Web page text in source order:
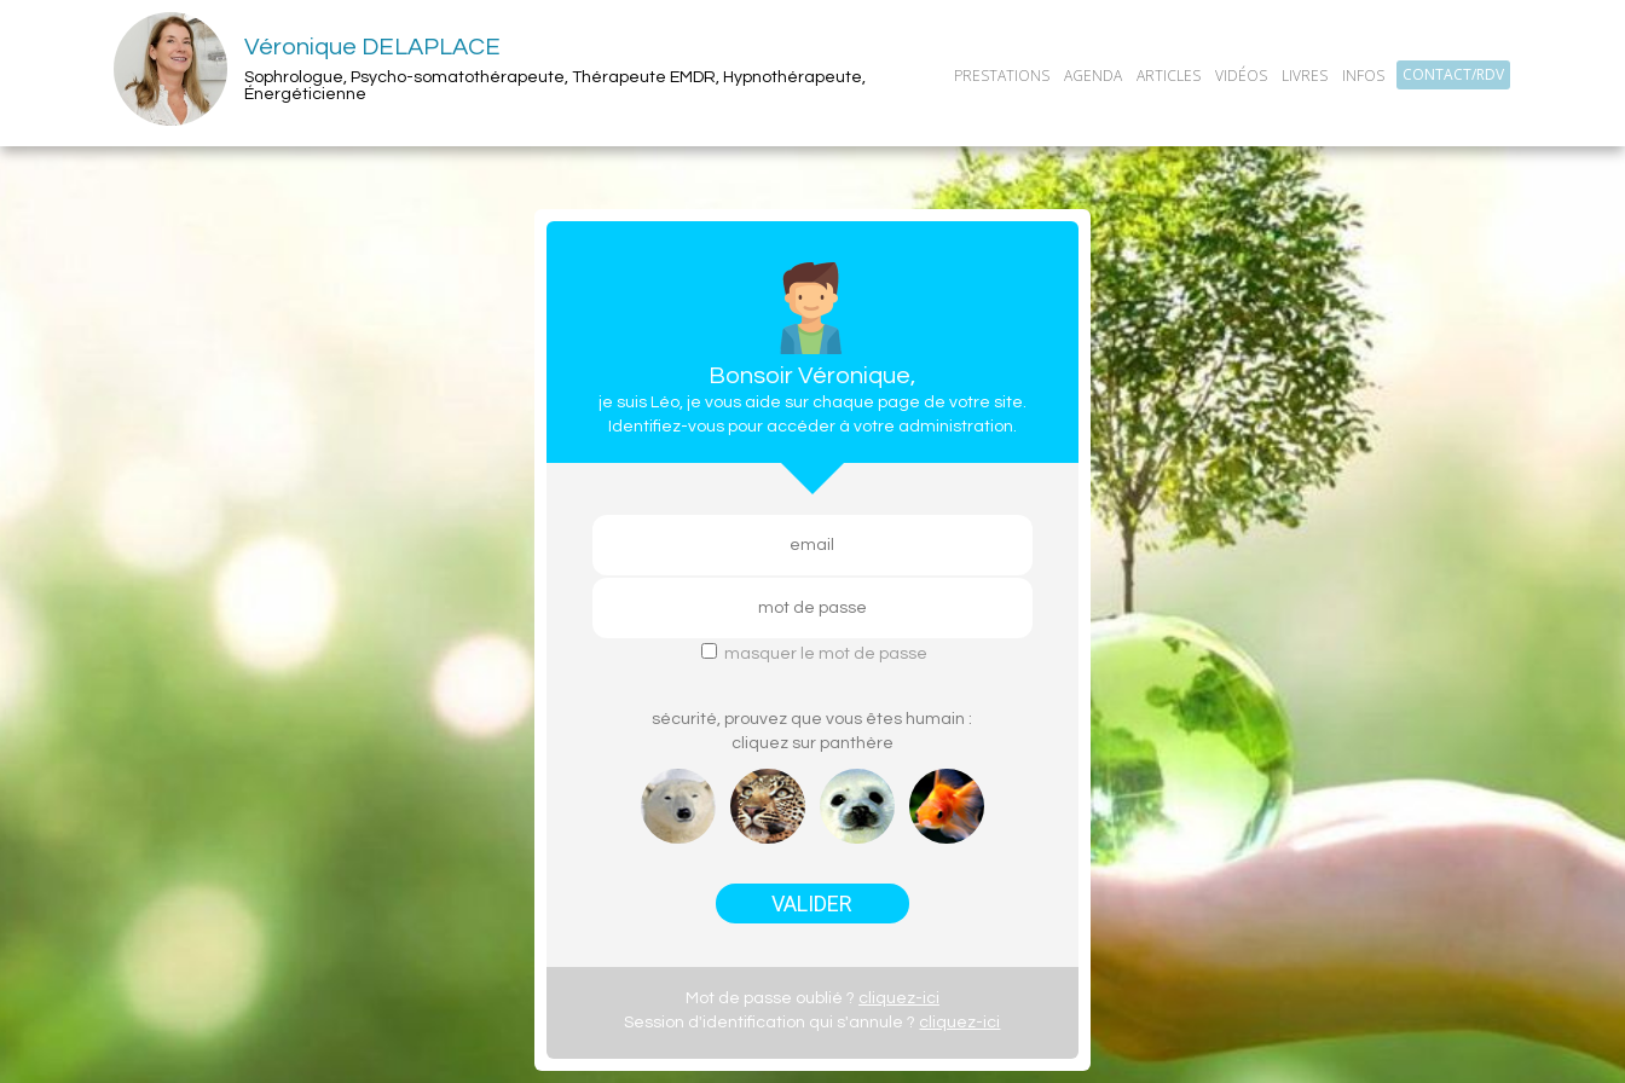
Véronique DELAPLACE
Sophrologue, Psycho-somatothérapeute, Thérapeute EMDR, Hypnothérapeute,
Énergéticienne
PRESTATIONS AGENDA ARTICLES VIDÉOS LIVRES INFOS CONTACT/RDV
Bonsoir Véronique,
je suis Léo, je vous aide sur chaque page de votre site.
Identifiez-vous pour accéder à votre administration.
masquer le mot de passe
sécurité, prouvez que vous êtes humain :
cliquez sur panthère
Mot de passe oublié ? cliquez-ici
Session d'identification qui s'annule ? cliquez-ici